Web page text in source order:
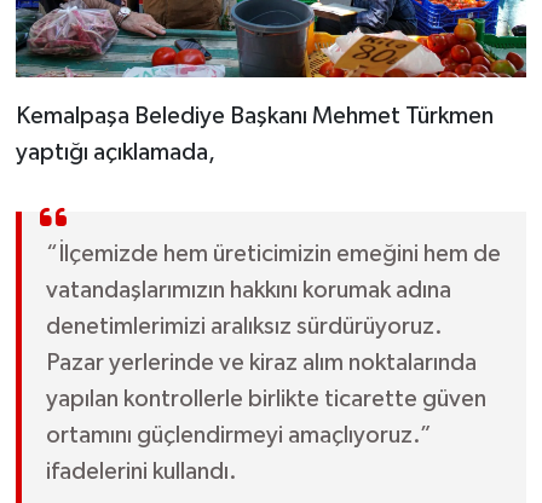
Kemalpaşa Belediye Başkanı Mehmet Türkmen
yaptığı açıklamada,
“İlçemizde hem üreticimizin emeğini hem de
vatandaşlarımızın hakkını korumak adına
denetimlerimizi aralıksız sürdürüyoruz.
Pazar yerlerinde ve kiraz alım noktalarında
yapılan kontrollerle birlikte ticarette güven
ortamını güçlendirmeyi amaçlıyoruz.”
ifadelerini kullandı.